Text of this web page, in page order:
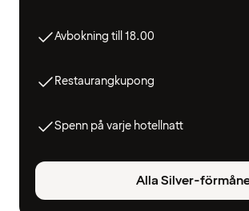
Avbokning till 18.00
Restaurangkupong
Spenn på varje hotellnatt
Alla Silver-